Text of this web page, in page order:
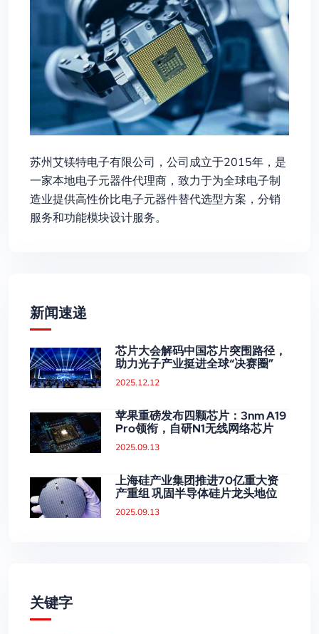
苏州艾镁特电子有限公司，公司成立于2015年，是
一家本地电子元器件代理商，致力于为全球电子制
造业提供高性价比电子元器件替代选型方案，分销
服务和功能模块设计服务。
新闻速递
芯片大会解码中国芯片突围路径，
助力光子产业挺进全球“决赛圈”
2025.12.12
苹果重磅发布四颗芯片：3nm A19
Pro领衔，自研N1无线网络芯片
2025.09.13
上海硅产业集团推进70亿重大资
产重组 巩固半导体硅片龙头地位
2025.09.13
关键字